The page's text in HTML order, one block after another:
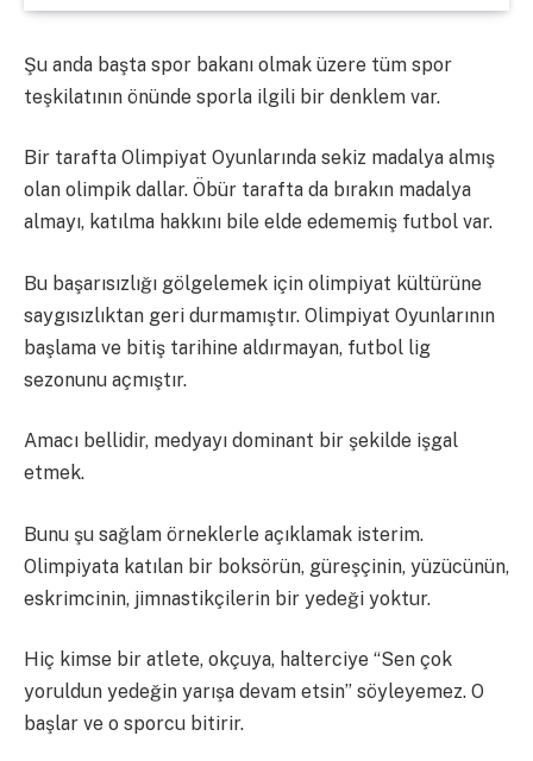
Şu anda başta spor bakanı olmak üzere tüm spor
teşkilatının önünde sporla ilgili bir denklem var.
Bir tarafta Olimpiyat Oyunlarında sekiz madalya almış
olan olimpik dallar. Öbür tarafta da bırakın madalya
almayı, katılma hakkını bile elde edememiş futbol var.
Bu başarısızlığı gölgelemek için olimpiyat kültürüne
saygısızlıktan geri durmamıştır. Olimpiyat Oyunlarının
başlama ve bitiş tarihine aldırmayan, futbol lig
sezonunu açmıştır.
Amacı bellidir, medyayı dominant bir şekilde işgal
etmek.
Bunu şu sağlam örneklerle açıklamak isterim.
Olimpiyata katılan bir boksörün, güreşçinin, yüzücünün,
eskrimcinin, jimnastikçilerin bir yedeği yoktur.
Hiç kimse bir atlete, okçuya, halterciye “Sen çok
yoruldun yedeğin yarışa devam etsin” söyleyemez. O
başlar ve o sporcu bitirir.